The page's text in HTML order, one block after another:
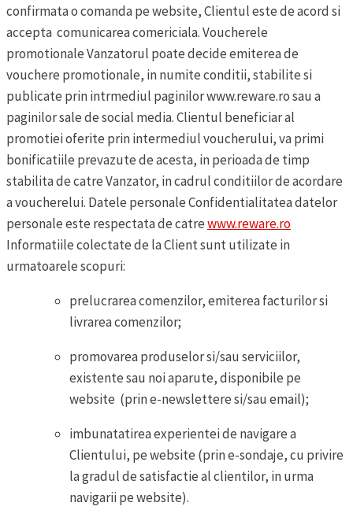
confirmata o comanda pe website, Clientul este de acord si
accepta comunicarea comericiala.Voucherele
promotionaleVanzatorul poate decide emiterea de
vouchere promotionale, in numite conditii, stabilite si
publicate prin intrmediul paginilor www.reware.ro sau a
paginilor sale de social media. Clientul beneficiar al
promotiei oferite prin intermediul voucherului, va primi
bonificatiile prevazute de acesta, in perioada de timp
stabilita de catre Vanzator, in cadrul conditiilor de acordare
a voucherelui. Datele personaleConfidentialitatea datelor
personale este respectata de catrewww.reware.ro
Informatiile colectate de la Client sunt utilizate in
urmatoarele scopuri:
prelucrarea comenzilor, emiterea facturilor si
livrarea comenzilor;
promovarea produselor si/sau serviciilor,
existente sau noi aparute, disponibile pe
website (prin e-newslettere si/sau email);
imbunatatirea experientei de navigare a
Clientului, pe website (prin e-sondaje, cu privire
la gradul de satisfactie al clientilor, in urma
navigarii pe website).